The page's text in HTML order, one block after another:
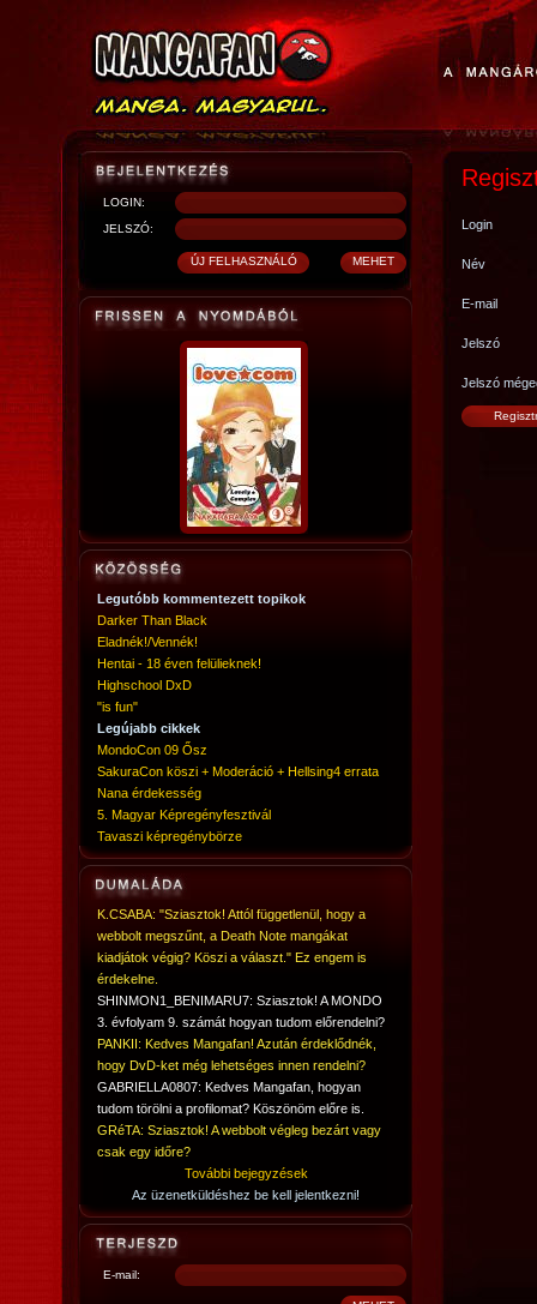
LOGIN:
JELSZÓ:
Legutóbb kommentezett topikok
Darker Than Black
Eladnék!/Vennék!
Hentai - 18 éven felülieknek!
Highschool DxD
"is fun"
Legújabb cikkek
MondoCon 09 Ősz
SakuraCon köszi + Moderáció + Hellsing4 errata
Nana érdekesség
5. Magyar Képregényfesztivál
Tavaszi képregénybörze
K.CSABA: "Sziasztok! Attól függetlenül, hogy a
webbolt megszűnt, a Death Note mangákat
kiadjátok végig? Köszi a választ." Ez engem is
érdekelne.
SHINMON1_BENIMARU7: Sziasztok! A MONDO
3. évfolyam 9. számát hogyan tudom előrendelni?
PANKII: Kedves Mangafan! Azután érdeklődnék,
hogy DvD-ket még lehetséges innen rendelni?
GABRIELLA0807: Kedves Mangafan, hogyan
tudom törölni a profilomat? Köszönöm előre is.
GRéTA: Sziasztok! A webbolt végleg bezárt vagy
csak egy időre?
További bejegyzések
Az üzenetküldéshez be kell jelentkezni!
E-mail:
Login
Név
E-mail
Jelszó
Jelszó